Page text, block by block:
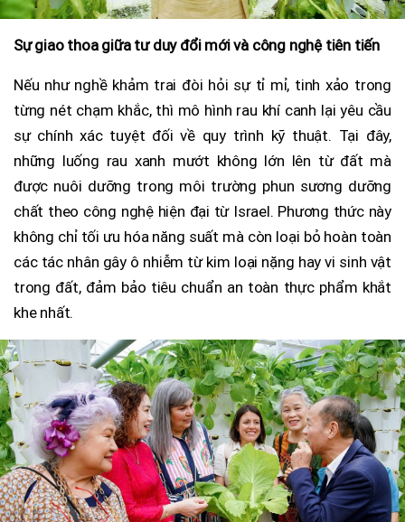
Sự giao thoa giữa tư duy đổi mới và công nghệ tiên tiến
Nếu như nghề khảm trai đòi hỏi sự tỉ mỉ, tinh xảo trong
từng nét chạm khắc, thì mô hình rau khí canh lại yêu cầu
sự chính xác tuyệt đối về quy trình kỹ thuật. Tại đây,
những luống rau xanh mướt không lớn lên từ đất mà
được nuôi dưỡng trong môi trường phun sương dưỡng
chất theo công nghệ hiện đại từ Israel. Phương thức này
không chỉ tối ưu hóa năng suất mà còn loại bỏ hoàn toàn
các tác nhân gây ô nhiễm từ kim loại nặng hay vi sinh vật
trong đất, đảm bảo tiêu chuẩn an toàn thực phẩm khắt
khe nhất.